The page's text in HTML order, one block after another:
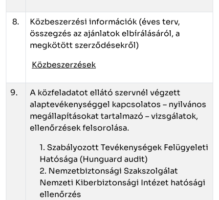
8.
Közbeszerzési információk (éves terv,
összegzés az ajánlatok elbírálásáról, a
megkötött szerződésekről)
Közbeszerzések
9.
A közfeladatot ellátó szervnél végzett
alaptevékenységgel kapcsolatos – nyilvános
megállapításokat tartalmazó – vizsgálatok,
ellenőrzések felsorolása.
1. Szabályozott Tevékenységek Felügyeleti
Hatósága (Hunguard audit)
2. Nemzetbiztonsági Szakszolgálat
Nemzeti Kiberbiztonsági Intézet hatósági
ellenőrzés